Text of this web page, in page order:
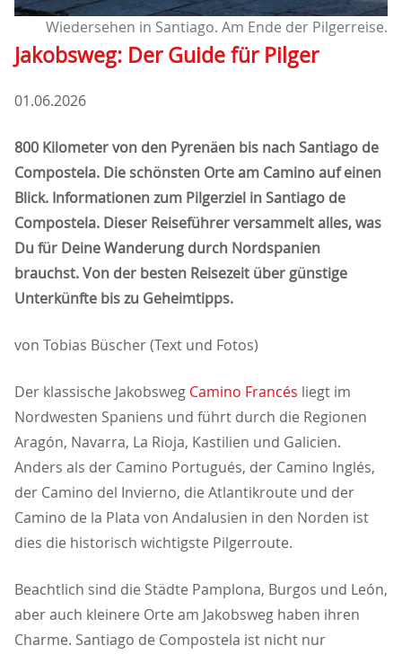
Wiedersehen in Santiago. Am Ende der Pilgerreise.
Jakobsweg: Der Guide für Pilger
01.06.2026
800 Kilometer von den Pyrenäen bis nach Santiago de
Compostela. Die schönsten Orte am Camino auf einen
Blick. Informationen zum Pilgerziel in Santiago de
Compostela. Dieser Reiseführer versammelt alles, was
Du für Deine Wanderung durch Nordspanien
brauchst. Von der besten Reisezeit über günstige
Unterkünfte bis zu Geheimtipps.
von Tobias Büscher (Text und Fotos)
Der klassische Jakobsweg Camino Francés liegt im
Nordwesten Spaniens und führt durch die Regionen
Aragón, Navarra, La Rioja, Kastilien und Galicien.
Anders als der Camino Portugués, der Camino Inglés,
der Camino del Invierno, die Atlantikroute und der
Camino de la Plata von Andalusien in den Norden ist
dies die historisch wichtigste Pilgerroute.
Beachtlich sind die Städte Pamplona, Burgos und León,
aber auch kleinere Orte am Jakobsweg haben ihren
Charme. Santiago de Compostela ist nicht nur